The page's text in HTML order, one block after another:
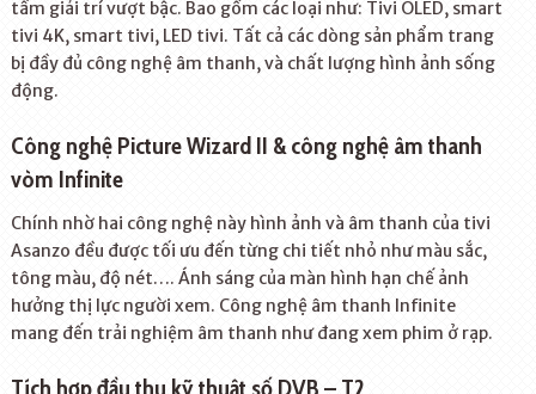
tầm giải trí vượt bậc. Bao gồm các loại như: Tivi OLED, smart
tivi 4K, smart tivi, LED tivi. Tất cả các dòng sản phẩm trang
bị đầy đủ công nghệ âm thanh, và chất lượng hình ảnh sống
động.
Công nghệ Picture Wizard II & công nghệ âm thanh
vòm Infinite
Chính nhờ hai công nghệ này hình ảnh và âm thanh của tivi
Asanzo đều được tối ưu đến từng chi tiết nhỏ như màu sắc,
tông màu, độ nét…. Ánh sáng của màn hình hạn chế ảnh
hưởng thị lực người xem. Công nghệ âm thanh Infinite
mang đến trải nghiệm âm thanh như đang xem phim ở rạp.
Tích hợp đầu thu kỹ thuật số DVB – T2